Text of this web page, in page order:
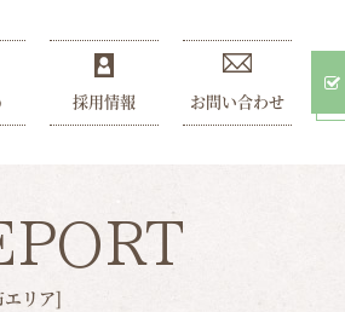
採用情報 お問い合わせ
リア]